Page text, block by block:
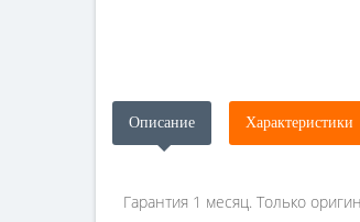
Описание Характеристики
Гарантия 1 месяц. Только